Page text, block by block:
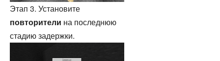
Этап 3. Установите
повторители на последнюю
стадию задержки.